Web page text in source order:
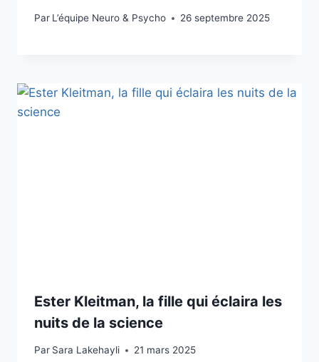
Par L’équipe Neuro & Psycho 26 septembre 2025
Ester Kleitman, la fille qui éclaira les
nuits de la science
Par Sara Lakehayli 21 mars 2025